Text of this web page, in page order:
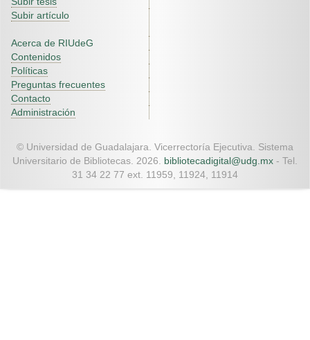
Subir artículo
Acerca de RIUdeG
Contenidos
Políticas
Preguntas frecuentes
Contacto
Administración
© Universidad de Guadalajara. Vicerrectoría Ejecutiva. Sistema
Universitario de Bibliotecas. 2026. bibliotecadigital@udg.mx - Tel.
31 34 22 77 ext. 11959, 11924, 11914